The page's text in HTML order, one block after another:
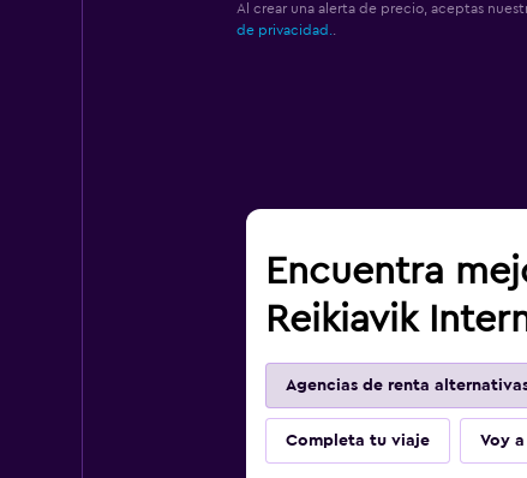
Al crear una alerta de precio, aceptas
de privacidad.
Encuentra
Reikiavik
Agencias de renta
Completa tu viaje Voy